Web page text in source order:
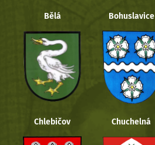
Bělá Bohuslavice
Chlebičov Chuchelná